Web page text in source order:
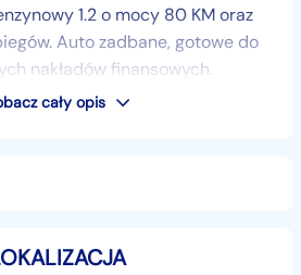
1.2 o mocy 80 KM oraz
Auto zadbane, gotowe do
nakładów finansowych.
km. Pięciodrzwiowy,
prędkości
cały opis